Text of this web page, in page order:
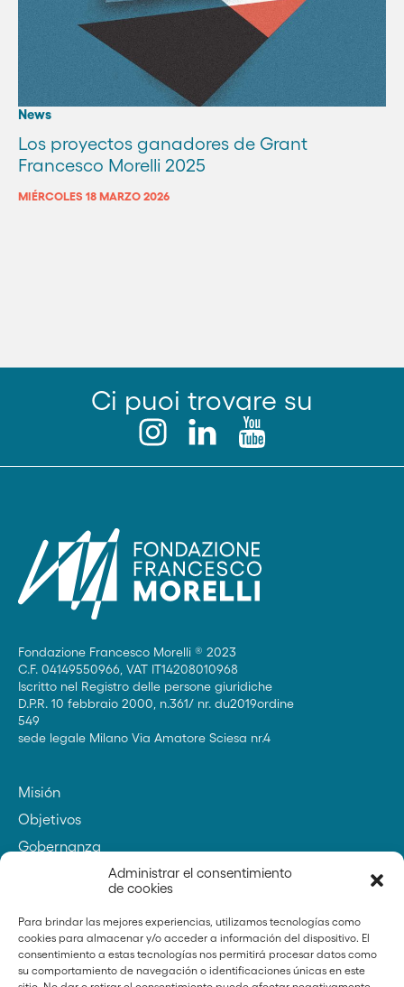
Administrar el consentimiento
de cookies
Para brindar las mejores experiencias, utilizamos tecnologías como
cookies para almacenar y/o acceder a información del dispositivo. El
consentimiento a estas tecnologías nos permitirá procesar datos como
su comportamiento de navegación o identificaciones únicas en este
News
Los proyectos ganadores de Grant
Francesco Morelli 2025
MIÉRCOLES 18 MARZO 2026
Ci puoi trovare su
Fondazione Francesco Morelli ® 2023
C.F. 04149550966, VAT IT14208010968
Iscritto nel Registro delle persone giuridiche
D.P.R. 10 febbraio 2000, n.361/ nr. du2019ordine
549
sede legale Milano Via Amatore Sciesa nr.4
Misión
Objetivos
Gobernanza
Fundador